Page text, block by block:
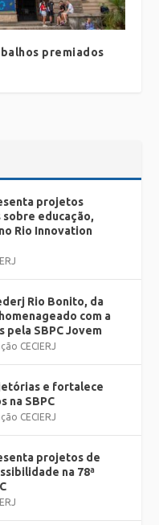
premiados
projetos
educação,
Rio Innovation
Rio Bonito, da
com a
pela SBPC Jovem
CECIERJ
e fortalece
na SBPC
CECIERJ
projetos de
na 78ª